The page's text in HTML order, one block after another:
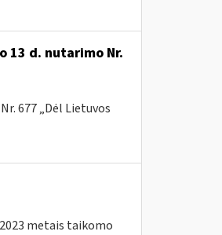
13 d. nutarimo Nr.
677 „Dėl Lietuvos
metais taikomo